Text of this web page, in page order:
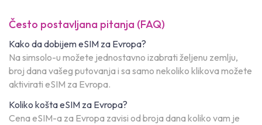
Često postavljana pitanja (FAQ)
Kako da dobijem eSIM za Evropa?
Na simsolo-u možete jednostavno izabrati željenu zemlju,
broj dana vašeg putovanja i sa samo nekoliko klikova možete
aktivirati eSIM za Evropa.
Koliko košta eSIM za Evropa?
Cena eSIM-a za Evropa zavisi od broja dana koliko vam je